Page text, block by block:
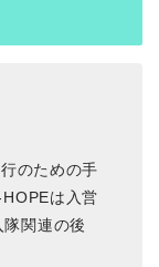
のための手
は入営
関連の後